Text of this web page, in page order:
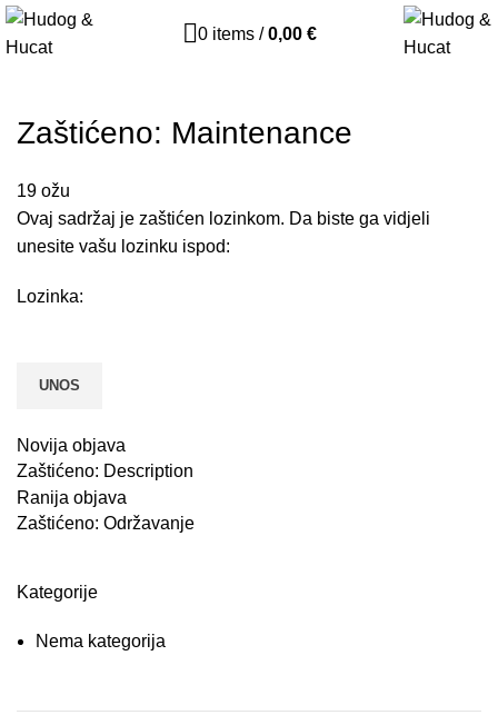
0 items / 0,00 €
Zaštićeno: Maintenance
19 ožu
Ovaj sadržaj je zaštićen lozinkom. Da biste ga vidjeli
unesite vašu lozinku ispod:
Lozinka:
Novija objava
Zaštićeno: Description
Ranija objava
Zaštićeno: Održavanje
Kategorije
Nema kategorija